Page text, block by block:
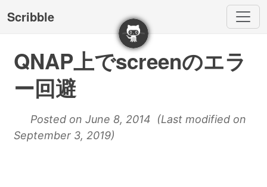
Scribble
QNAP上でscreenのエラ
ー回避
Posted on June 8, 2014 (Last modified on
September 3, 2019)